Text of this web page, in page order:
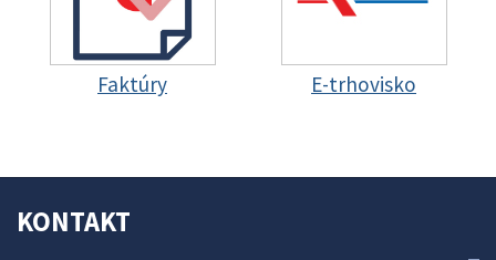
Faktúry E-trhovisko
KONTAKT